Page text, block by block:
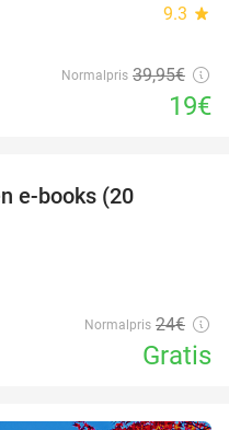
9.3 star
Normalpris 39,95€
19€
e-books (20
Normalpris 24€
Gratis